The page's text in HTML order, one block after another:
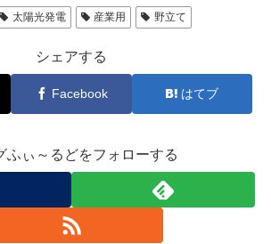
太陽光発電 産業用 野立て
シェアする
Facebook はてブ
ふぃ～るどをフォローする